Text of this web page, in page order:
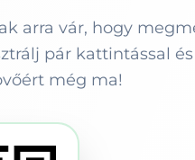
arra vár, hogy
pár kattintással
még ma!